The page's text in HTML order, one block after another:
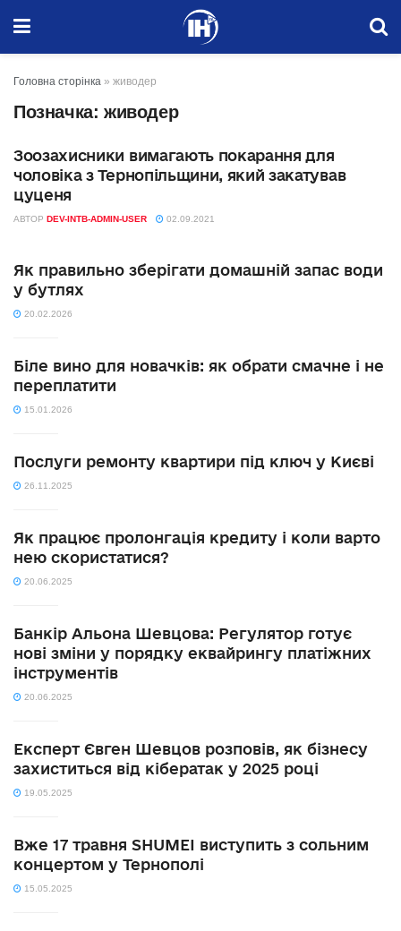
Головна сторінка » живодер
Позначка: живодер
ВАЖЛИВО
Зоозахисники вимагають покарання для
чоловіка з Тернопільщини, який закатував
цуценя
АВТОР DEV-INTB-ADMIN-USER 02.09.2021
Як правильно зберігати домашній запас води
у бутлях
20.02.2026
Біле вино для новачків: як обрати смачне і не
переплатити
15.01.2026
Послуги ремонту квартири під ключ у Києві
26.11.2025
Як працює пролонгація кредиту і коли варто
нею скористатися?
20.06.2025
Банкір Альона Шевцова: Регулятор готує
нові зміни у порядку еквайрингу платіжних
інструментів
20.06.2025
Експерт Євген Шевцов розповів, як бізнесу
захиститься від кібератак у 2025 році
19.05.2025
Вже 17 травня SHUMEI виступить з сольним
концертом у Тернополі
15.05.2025